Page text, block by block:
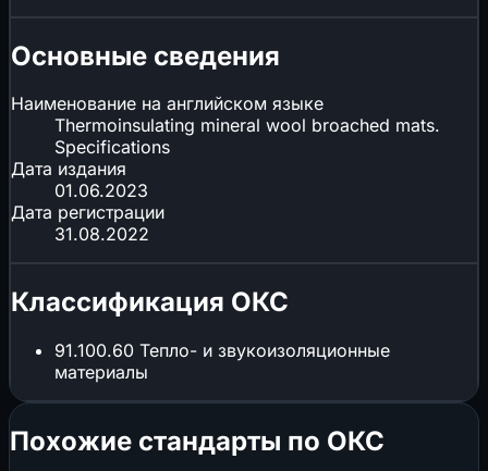
Основные сведения
Наименование на английском языке
Thermoinsulating mineral wool broached mats.
Specifications
Дата издания
01.06.2023
Дата регистрации
31.08.2022
Классификация ОКС
91.100.60 Тепло- и звукоизоляционные
материалы
Похожие стандарты по ОКС